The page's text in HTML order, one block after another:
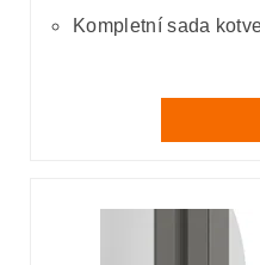
Kompletní sada